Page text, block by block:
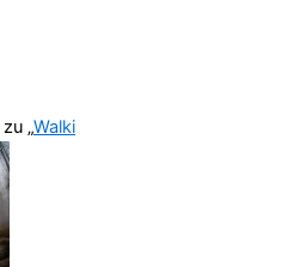
zu „Walki